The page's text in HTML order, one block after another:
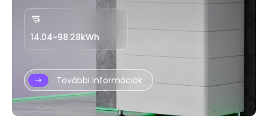
14.04~98.28kWh
További információk